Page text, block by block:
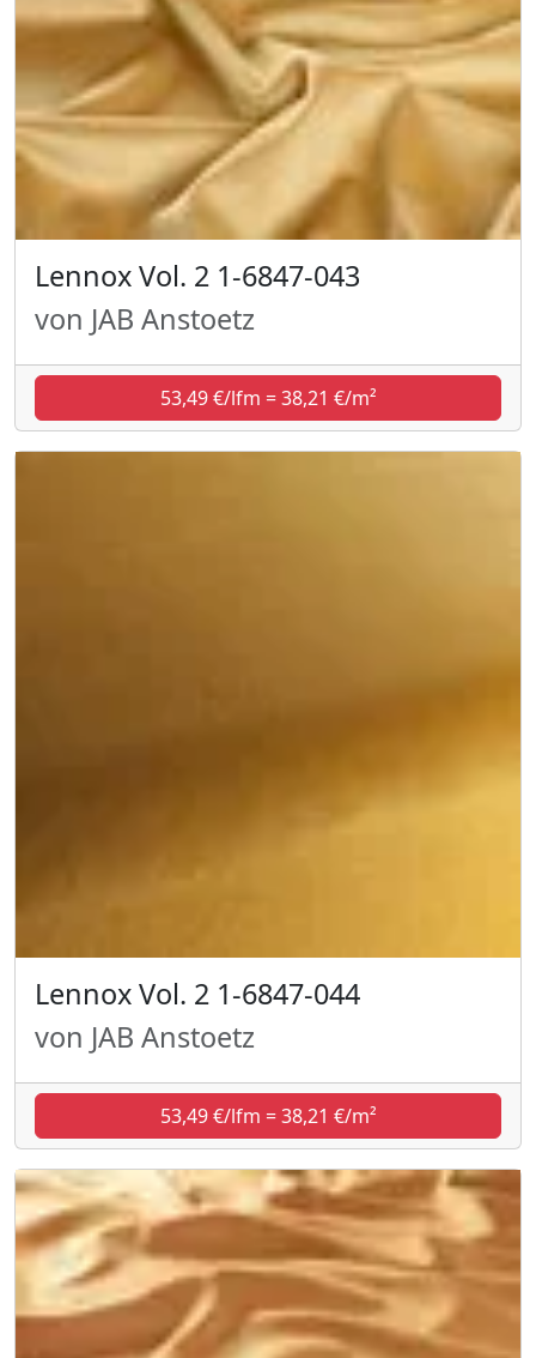
Lennox Vol. 2 1-6847-043
von JAB Anstoetz
53,49 €/lfm = 38,21 €/m²
Lennox Vol. 2 1-6847-044
von JAB Anstoetz
53,49 €/lfm = 38,21 €/m²